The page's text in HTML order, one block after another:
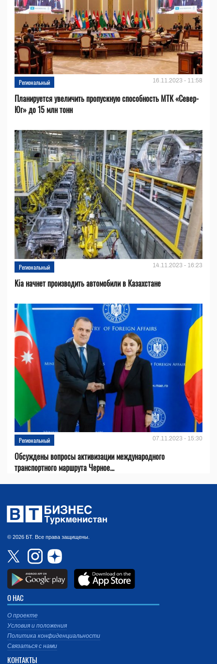
Региональный 16.11.2023 - 11:58
Планируется увеличить пропускную способность МТК «Север-
Юг» до 15 млн тонн
Региональный 14.11.2023 - 16:23
Kia начнет производить автомобили в Казахстане
Региональный 07.11.2023 - 15:30
Обсуждены вопросы активизации международного
транспортного маршрута Черное...
© 2026 БТ. Все права защищены.
О НАС
О проекте
Условия и положения
Политика конфиденциальности
Связаться с нами
КОНТАКТЫ